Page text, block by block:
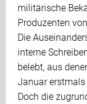
militärische
Produzenten
Die
interne
belebt, aus
Januar
Doch die